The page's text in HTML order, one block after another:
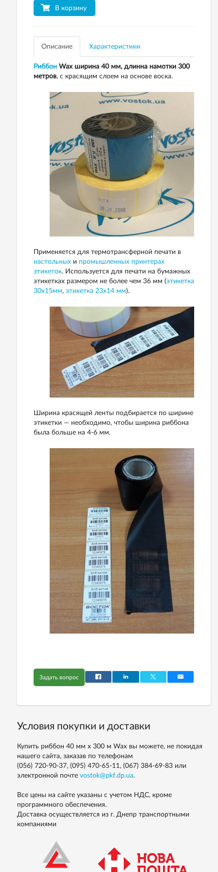
В корзину
Описание Характеристики
Риббон Wax ширина 40 мм, длинна намотки 300
метров, с красящим слоем на основе воска.
Применяется для термотрансферной печати в
настольных и промышленных принтерах
этикеток. Используется для печати на бумажных
этикетках размером не более чем 36 мм (этикетка
30х15мм, этикетка 23х14 мм).
Ширина красящей ленты подбирается по ширине
этикетки — необходимо, чтобы ширина риббона
была больше на 4-6 мм.
Задать вопрос
Условия покупки и доставки
Купить риббон 40 мм х 300 м Wax вы можете, не покидая
нашего сайта, заказав по телефонам
(056) 720-90-37, (095) 470-65-11, (067) 384-69-83 или
электронной почте vostok@pkf.dp.ua.
Все цены на сайте указаны с учетом НДС, кроме
программного обеспечения.
Доставка осуществляется из г. Днепр транспортными
компаниями